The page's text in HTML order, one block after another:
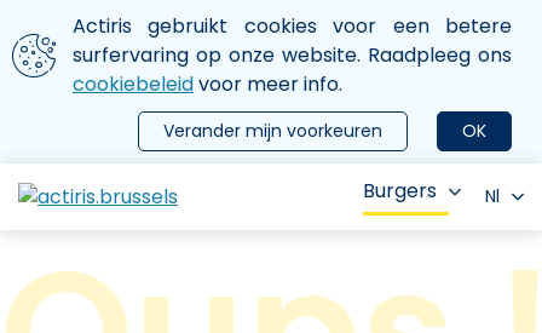
Aller au contenu principal
We gebruiken cookies
Actiris gebruikt cookies voor een betere
surfervaring op onze website. Raadpleeg ons
cookiebeleidvoor meer info.
OK
Verander mijn voorkeuren
le menu
Burgers Nl